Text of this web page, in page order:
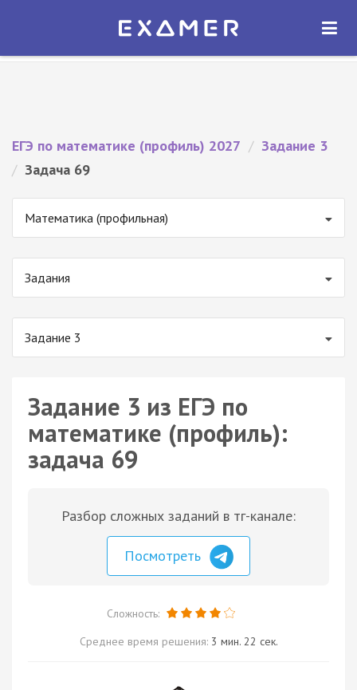
Экзамер — ЕГЭ 2027
ОТКРЫТЬ
ЕГЭ по математике (профиль) 2027 / Задание 3
/ Задача 69
Математика (профильная)
Задания
Задание 3
Задание 3 из ЕГЭ по
математике (профиль):
задача 69
Разбор сложных заданий в тг-канале:
Посмотреть
Сложность:
Среднее время решения: 3 мин. 22 сек.